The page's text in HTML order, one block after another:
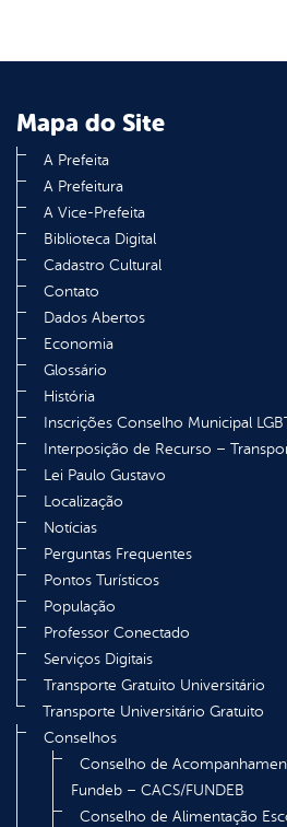
Mapa do Site
A Prefeita
A Prefeitura
A Vice-Prefeita
Biblioteca Digital
Cadastro Cultural
Contato
Dados Abertos
Economia
Glossário
História
Inscrições Conselho Municipal
Interposição de Recurso –
Lei Paulo Gustavo
Localização
Notícias
Perguntas Frequentes
Pontos Turísticos
População
Professor Conectado
Serviços Digitais
Transporte Gratuito Universitário
Transporte Universitário Gratuito
Conselhos
Conselho de
Fundeb – CACS/FUNDEB
Conselho de Alimentação